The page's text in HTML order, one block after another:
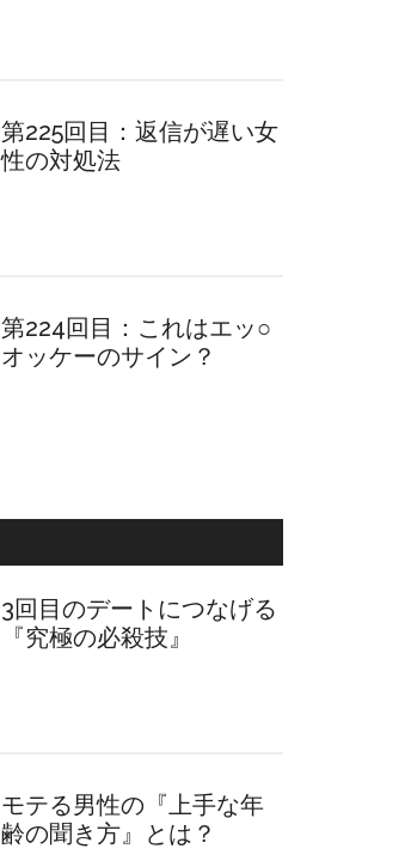
第225回目：返信が遅い女
性の対処法
第224回目：これはエッ○
オッケーのサイン？
3回目のデートにつなげる
『究極の必殺技』
モテる男性の『上手な年
齢の聞き方』とは？